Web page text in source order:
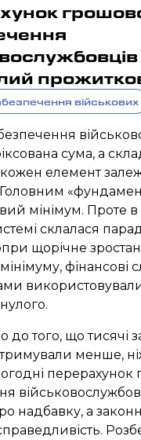
військових
сума, а
елемент
мінімум. Проте в
склалася
щорічне
фінансові
до того, що тисячі
менше,
перерахунок
надбавку, а